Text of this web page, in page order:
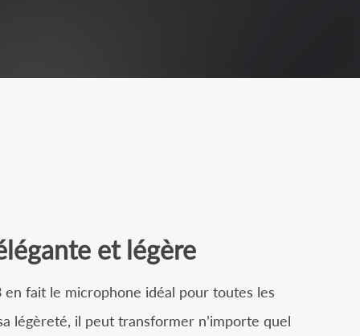
et légère
fait le microphone idéal pour toutes les
légèreté, il peut transformer n’importe quel